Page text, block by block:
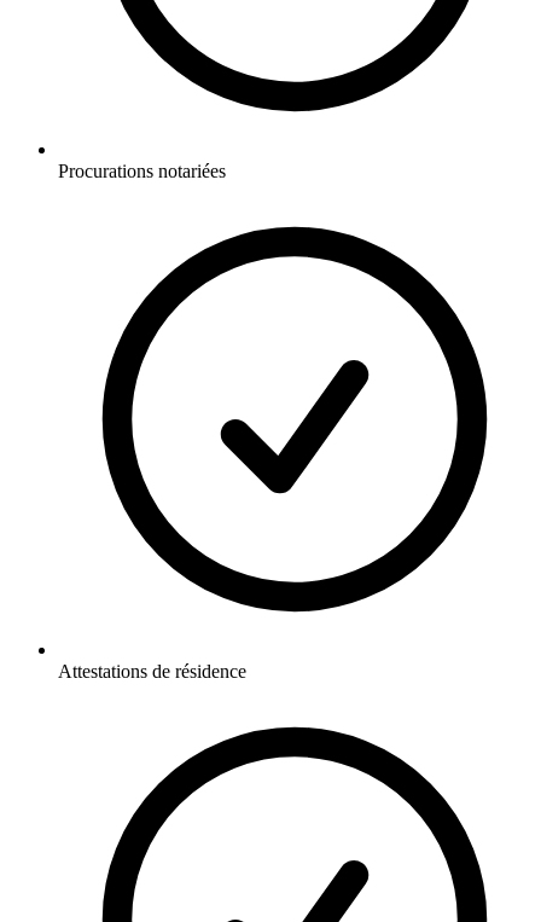
Procurations notariées
Attestations de résidence